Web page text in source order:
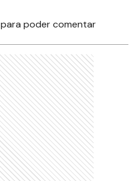
para poder comentar